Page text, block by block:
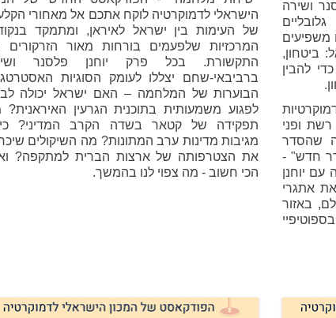
ושירה
משפיעים
ביטחון,
להבין
ופני
שהסדר
חדש" -
עם יוחנן
אתגרי
באזור
הישראלי לדמוקרטיה לוקח אתכם אל מאחורי
של העימות בין ישראל לאיראן, ומתמקד
המרכזיות שלפעמים בורחות מאור הזרקורים
התקשורת. בכל פרק יוחנן פלסנר
ברביבאי-שחם יצללו לעומק הסוגיות
הבוערות של המלחמה – האם ישראל יכולה
לפגוע משמעותית בתוכנית הגרעין האיראנית?
תפקידה של קטאר בשדה הקרב המדיני?
מגיבות מדינות ערב המתונות? מה השיקולים
את הצטרפותה של ארצות הברית למתקפה?
הכי חשוב - מה צפוי לנו בהמשך.